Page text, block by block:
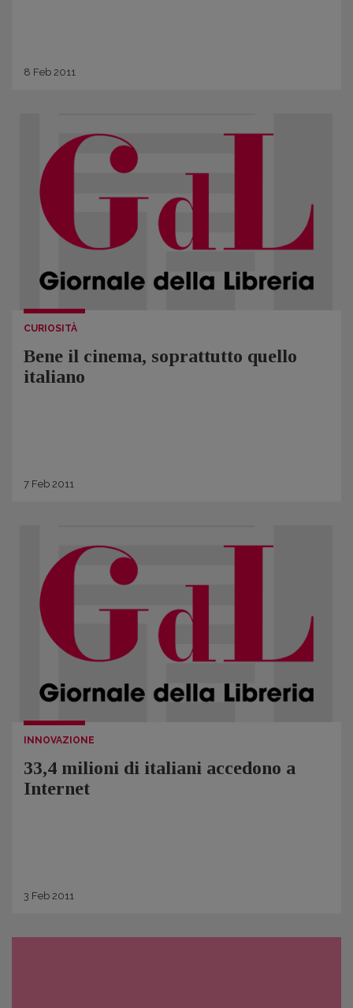
8 Feb 2011
CURIOSITÀ
Bene il cinema, soprattutto quello
italiano
7 Feb 2011
INNOVAZIONE
33,4 milioni di italiani accedono a
Internet
3 Feb 2011